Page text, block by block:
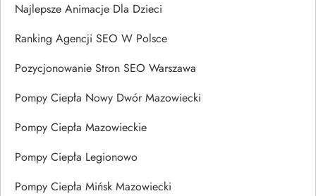
Najlepsze Animacje Dla Dzieci
Ranking Agencji SEO W Polsce
Pozycjonowanie Stron SEO Warszawa
Pompy Ciepła Nowy Dwór Mazowiecki
Pompy Ciepła Mazowieckie
Pompy Ciepła Legionowo
Pompy Ciepła Mińsk Mazowiecki